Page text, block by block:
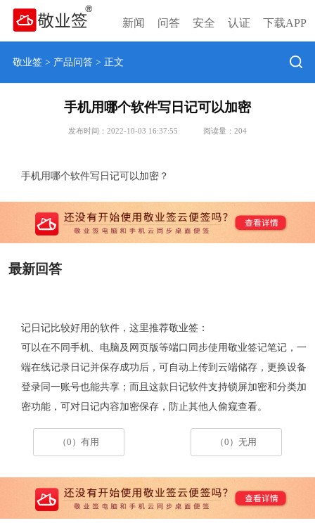
新闻 问答 安全 认证 下载APP
敬业签> 产品问答> 正文
手机用哪个软件写日记可以加密
发布时间：2022-10-03 16:37:55 阅读量： 204
手机用哪个软件写日记可以加密？
最新回答
记日记比较好用的软件，这里推荐敬业签：
可以在不同手机、电脑及网页版等端口同步使用敬业签记笔记，一
端在线记录日记并保存成功后，可自动上传到云端储存，更换设备
登录同一账号也能共享；而且这款日记软件支持锁屏加密和分类加
密功能，可对日记内容加密保存，防止其他人偷窥查看。
（0）有用 （0）无用